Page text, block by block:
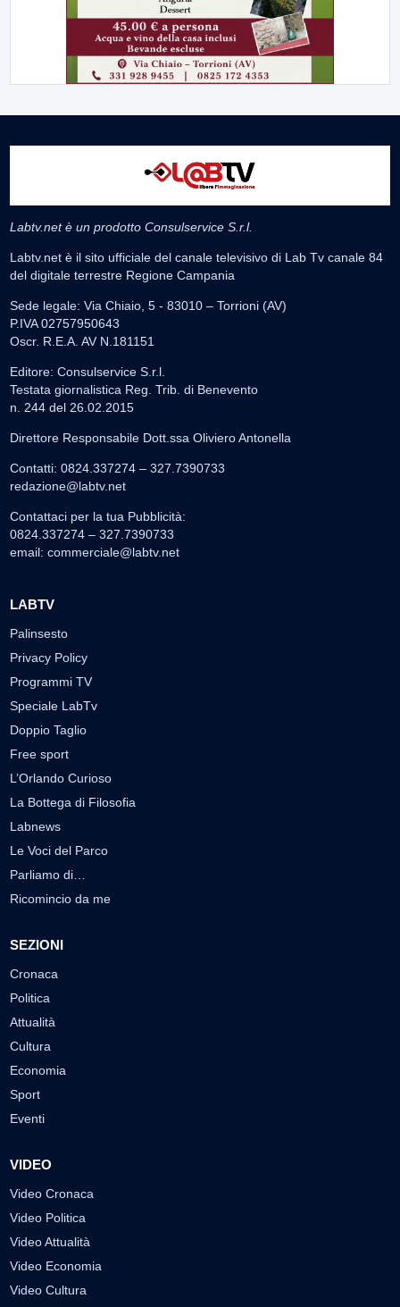
Labtv.net è un prodotto Consulservice S.r.l.
Labtv.net è il sito ufficiale del canale televisivo di Lab Tv canale 84
del digitale terrestre Regione Campania
Sede legale: Via Chiaio, 5 - 83010 – Torrioni (AV)
P.IVA 02757950643
Oscr. R.E.A. AV N.181151
Editore: Consulservice S.r.l.
Testata giornalistica Reg. Trib. di Benevento
n. 244 del 26.02.2015
Direttore Responsabile Dott.ssa Oliviero Antonella
Contatti: 0824.337274 – 327.7390733
redazione@labtv.net
Contattaci per la tua Pubblicità:
0824.337274 – 327.7390733
email: commerciale@labtv.net
LABTV
Palinsesto
Privacy Policy
Programmi TV
Speciale LabTv
Doppio Taglio
Free sport
L’Orlando Curioso
La Bottega di Filosofia
Labnews
Le Voci del Parco
Parliamo di…
Ricomincio da me
SEZIONI
Cronaca
Politica
Attualità
Cultura
Economia
Sport
Eventi
VIDEO
Video Cronaca
Video Politica
Video Attualità
Video Economia
Video Cultura